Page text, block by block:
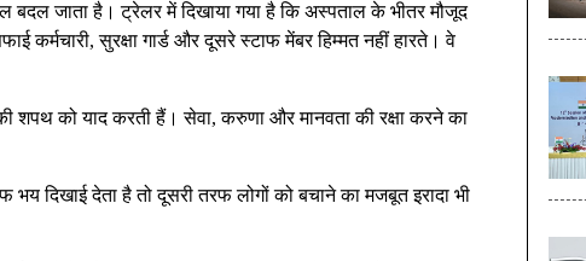
जाता है। ट्रेलर में दिखाया गया है कि अस्पताल के भीतर मौजूद
कर्मचारी, सुरक्षा गार्ड और दूसरे स्टाफ मेंबर हिम्मत नहीं हारते। वे
को याद करती हैं। सेवा, करुणा और मानवता की रक्षा करने का
दिखाई देता है तो दूसरी तरफ लोगों को बचाने का मजबूत इरादा भी